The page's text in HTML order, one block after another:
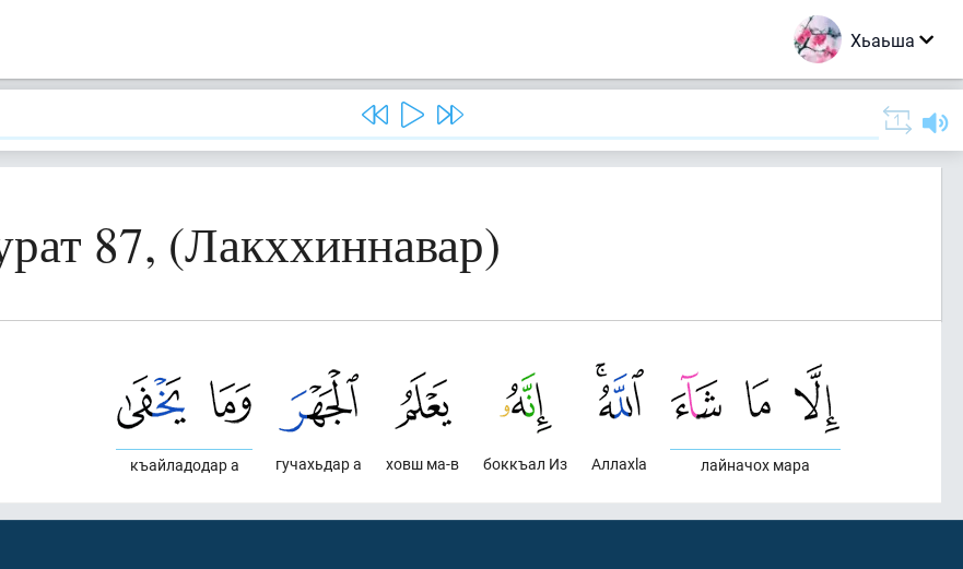
Хьаьша
87, (Лакххиннавар)
лайначох мара
Аллахlа
боккъал Из
ховш ма-в
гучахьдар а
къайладодар а